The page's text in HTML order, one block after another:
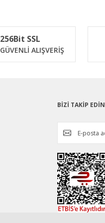
256Bit SSL
GÜVENLİ ALIŞVERİŞ
BİZİ TAKİP EDİN